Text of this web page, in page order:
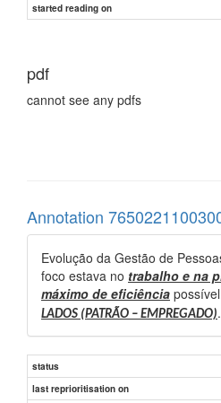
started reading on
pdf
cannot see any pdfs
Annotation
Evolução da Gestão de
foco estava no trabalho e na
máximo de eficiência
LADOS (PATRÃO – EMPREGADO).
status
last reprioritisation on